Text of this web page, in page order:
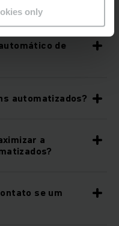
only
de
automatizados?
a
se um